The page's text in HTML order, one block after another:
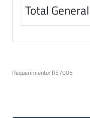
Total
Requerimiento: RE7005